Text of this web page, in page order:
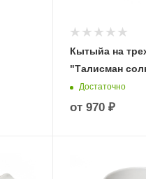
Кытыйа на
"Талисман
Достаточно
от970 ₽